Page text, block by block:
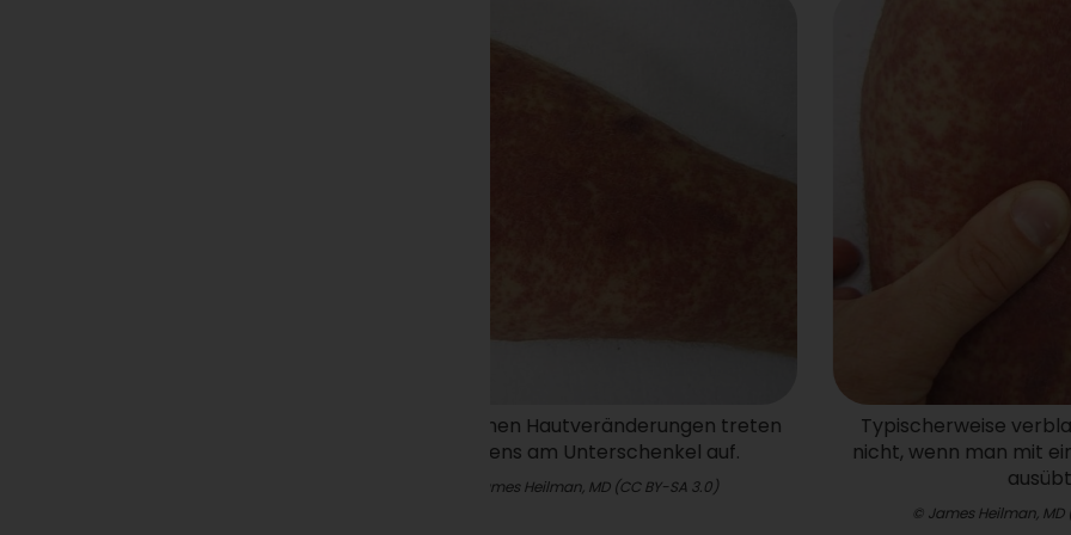
Typischerweise verblasst eine Purpura
nicht, wenn man mit einem Finger Druck
ausübt.
Eine
allen
©